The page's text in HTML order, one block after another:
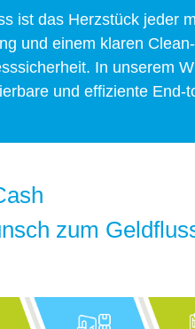
ist das Herzstück jeder
und einem klaren
In unserem
und effiziente
zum